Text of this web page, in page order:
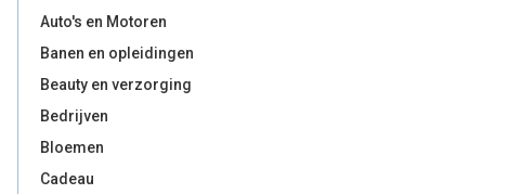
Auto's en Motoren
Banen en opleidingen
Beauty en verzorging
Bedrijven
Bloemen
Cadeau